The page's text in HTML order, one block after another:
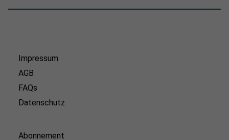
Impressum
AGB
FAQs
Datenschutz
Abonnement